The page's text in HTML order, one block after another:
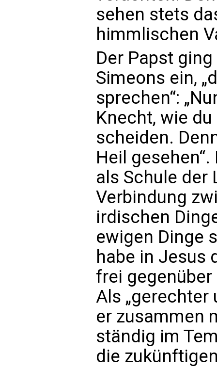
sehen stets
himmlischen
Der Papst
Simeons ein,
sprechen“:
Knecht, wie
scheiden.
Heil
als Schule der
Verbindung
irdischen
ewigen Dinge
habe in Jesus
frei
Als „gerechter
er zusammen
ständig im
die